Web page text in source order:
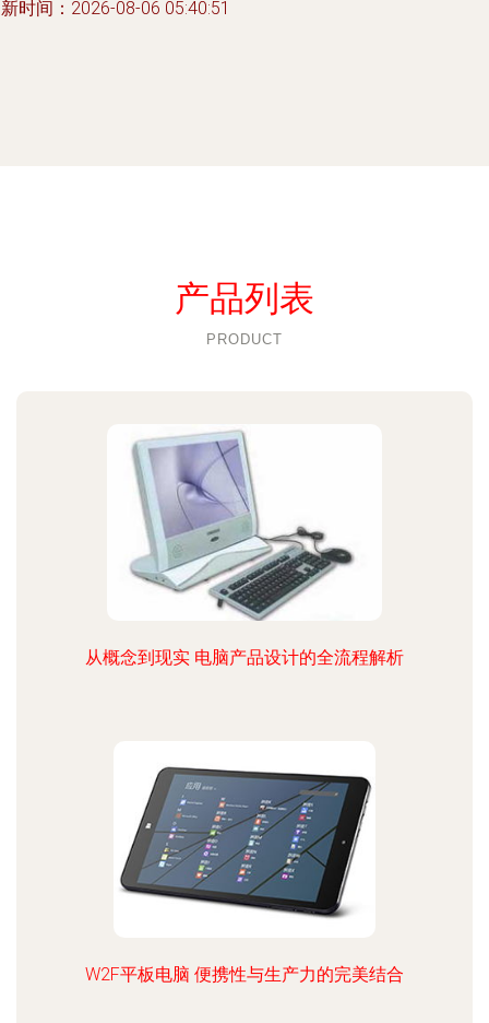
时间：2026-08-06 05:40:51
产品列表
PRODUCT
从概念到现实 电脑产品设计的全流程解析
W2F平板电脑 便携性与生产力的完美结合